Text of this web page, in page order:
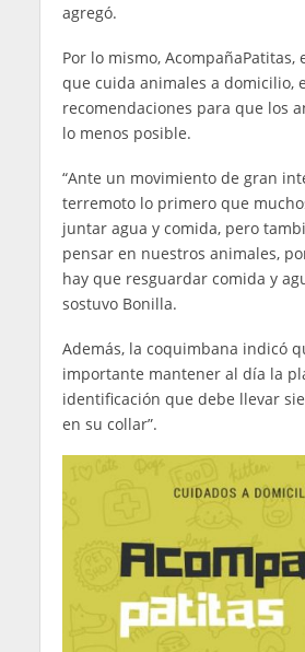
agregó.
Por lo mismo,
que cuida animales a domicilio,
recomendaciones para que los
lo menos posible.
“Ante un movimiento de gran
terremoto lo primero que
juntar agua y comida, pero
pensar en nuestros animales,
hay que resguardar comida y
sostuvo Bonilla.
Además, la coquimbana indicó
importante mantener al día la
identificación que debe llevar
en su collar”.